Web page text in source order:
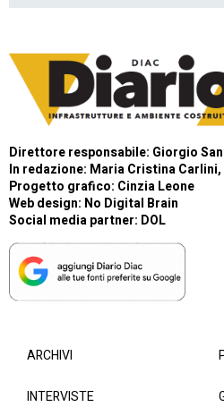
Direttore responsabile: Giorgio
In redazione: Maria Cristina
Progetto grafico: Cinzia Leone
Web design: No Digital Brain
Social media partner: DOL
ARCHIVI
INTERVISTE